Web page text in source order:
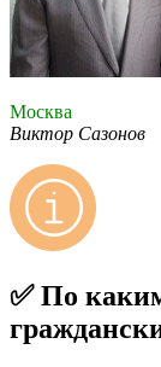
Москва
Виктор Сазонов
✅По